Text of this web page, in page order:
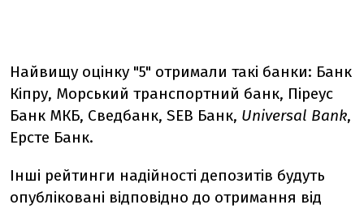
Найвищу оцінку "5" отримали такі банки: Банк
Кіпру, Морський транспортний банк, Піреус
Банк МКБ, Сведбанк, SEB Банк, Universal Bank,
Ерсте Банк.
Інші рейтинги надійності депозитів будуть
опубліковані відповідно до отримання від